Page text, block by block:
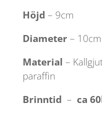
Höjd – 9cm
Diameter– 10cm
Material –
paraffin
Brinntid – ca